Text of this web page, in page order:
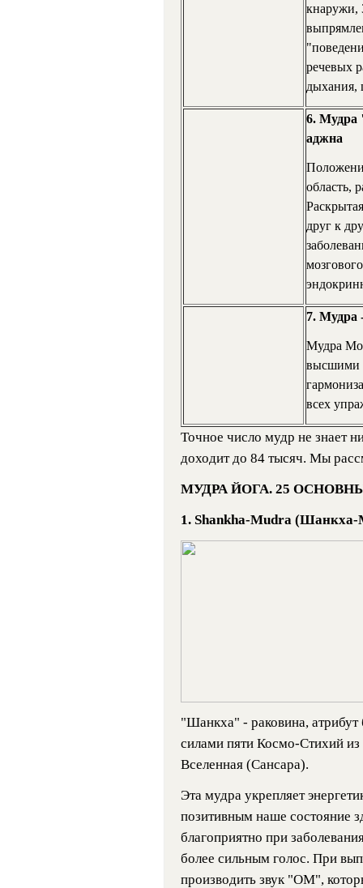
кнаружи,
речевых
дыхания,
6. Мудра
аджна
область,
друг к
7. Мудра
Мудра
высшими
всех
Точное число мудр не знает
доходит до 84 тысяч. Мы
МУДРА ЙОГА. 25
1. Shankhа-Mudra
"Шанкха" - раковина,
силами пяти Космо-Стихий
Вселенная (Сансара).
Эта мудра укрепляет
позитивным наше состояние
благоприятно при
более сильным голос. При
производить звук "ОМ",